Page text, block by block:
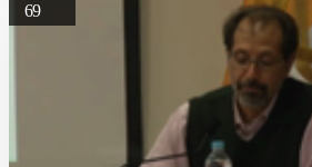
69